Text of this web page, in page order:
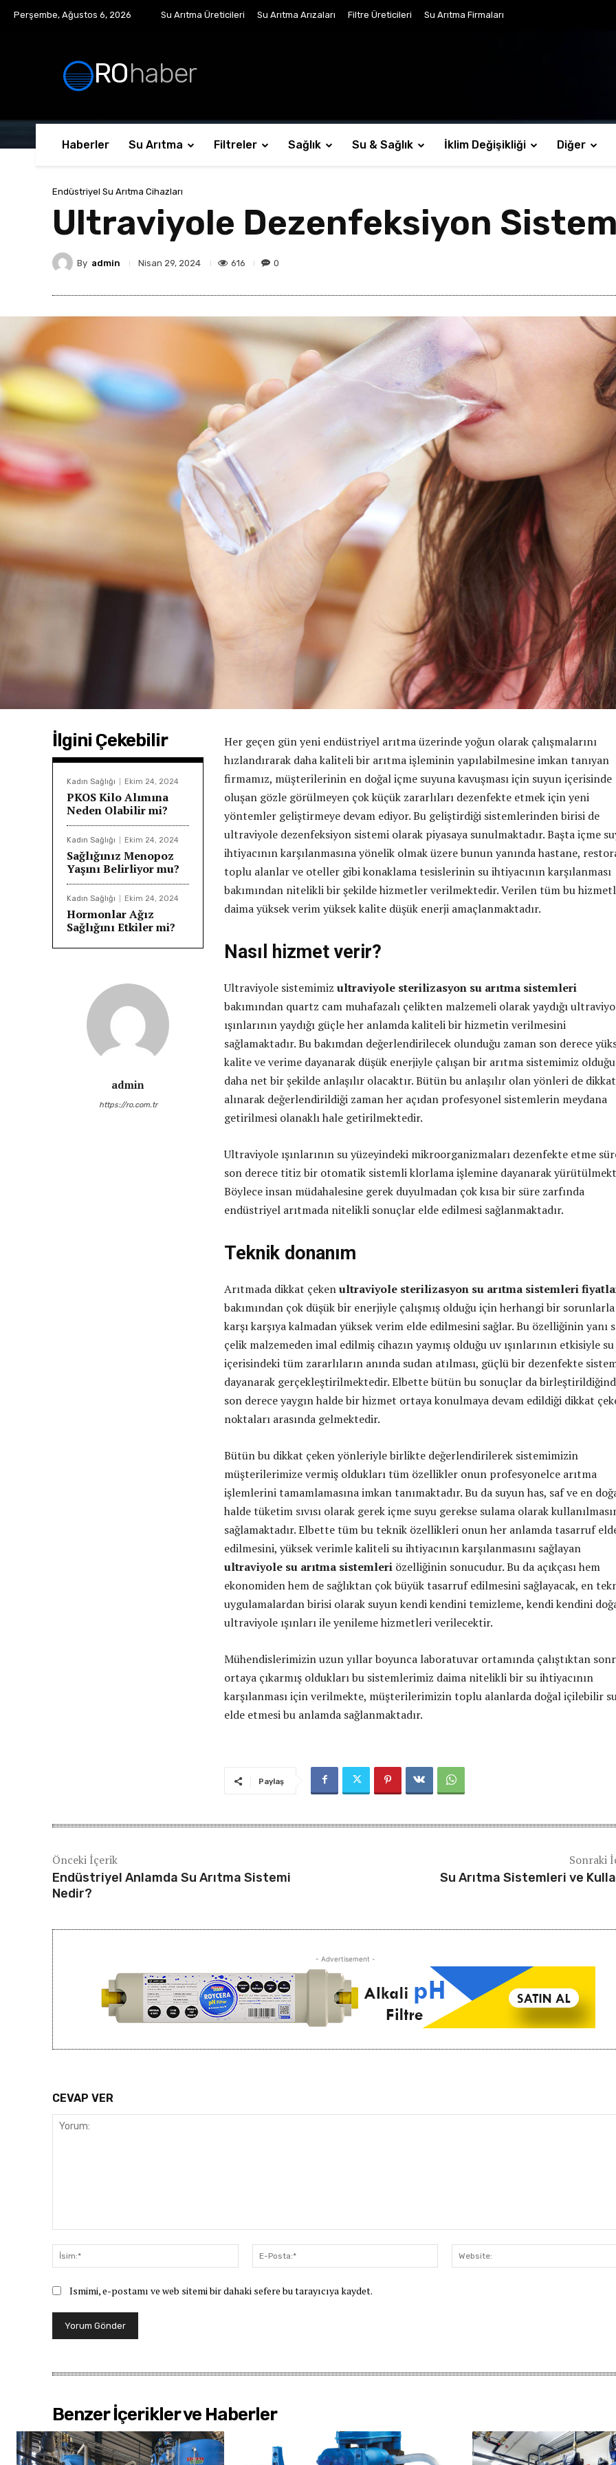
Perşembe, Ağustos 6, 2026 Su Arıtma Üreticileri Su Arıtma Arızaları Filtre Üreticileri Su Arıtma Firmaları
ROhaber
Haberler Su Arıtma Filtreler Sağlık Su & Sağlık İklim Değişikliği Diğer
Endüstriyel Su Arıtma Cihazları
Ultraviyole Dezenfeksiyon
By admin Nisan 29, 2024 616 0
İlgini Çekebilir
Kadın Sağlığı Ekim 24, 2024
PKOS Kilo Alımına
Neden Olabilir mi?
Kadın Sağlığı Ekim 24, 2024
Sağlığınız Menopoz
Yaşını Belirliyor mu?
Kadın Sağlığı Ekim 24, 2024
Hormonlar Ağız
Sağlığını Etkiler mi?
admin
https://ro.com.tr
Her geçen gün yeni endüstriyel arıtma üzerinde yoğun olarak çalışmalarını
hızlandırarak daha kaliteli bir arıtma işleminin yapılabilmesine imkan tanıyan
firmamız, müşterilerinin en doğal içme suyuna kavuşması için suyun içerisinde
oluşan gözle görülmeyen çok küçük zararlıları dezenfekte etmek için yeni
yöntemler geliştirmeye devam ediyor. Bu geliştirdiği sistemlerinden birisi de
ultraviyole dezenfeksiyon sistemi olarak piyasaya sunulmaktadır. Başta içme
ihtiyacının karşılanmasına yönelik olmak üzere bunun yanında hastane,
toplu alanlar ve oteller gibi konaklama tesislerinin su ihtiyacının karşılanması
bakımından nitelikli bir şekilde hizmetler verilmektedir. Verilen tüm bu
daima yüksek verim yüksek kalite düşük enerji amaçlanmaktadır.
Nasıl hizmet verir?
Ultraviyole sistemimiz ultraviyole sterilizasyon su arıtma sistemleri
bakımından quartz cam muhafazalı çelikten malzemeli olarak yaydığı
ışınlarının yaydığı güçle her anlamda kaliteli bir hizmetin verilmesini
sağlamaktadır. Bu bakımdan değerlendirilecek olunduğu zaman son derece
kalite ve verime dayanarak düşük enerjiyle çalışan bir arıtma sistemimiz olduğu
daha net bir şekilde anlaşılır olacaktır. Bütün bu anlaşılır olan yönleri de
alınarak değerlendirildiği zaman her açıdan profesyonel sistemlerin meydana
getirilmesi olanaklı hale getirilmektedir.
Ultraviyole ışınlarının su yüzeyindeki mikroorganizmaları dezenfekte etme
son derece titiz bir otomatik sistemli klorlama işlemine dayanarak
Böylece insan müdahalesine gerek duyulmadan çok kısa bir süre zarfında
endüstriyel arıtmada nitelikli sonuçlar elde edilmesi sağlanmaktadır.
Teknik donanım
Arıtmada dikkat çekenultraviyole sterilizasyon su arıtma sistemleri
bakımından çok düşük bir enerjiyle çalışmış olduğu için herhangi bir sorunlarla
karşı karşıya kalmadan yüksek verim elde edilmesini sağlar. Bu özelliğinin yanı
çelik malzemeden imal edilmiş cihazın yaymış olduğu uv ışınlarının etkisiyle su
içerisindeki tüm zararlıların anında sudan atılması, güçlü bir dezenfekte
dayanarak gerçekleştirilmektedir. Elbette bütün bu sonuçlar da
son derece yaygın halde bir hizmet ortaya konulmaya devam edildiği dikkat
noktaları arasında gelmektedir.
Bütün bu dikkat çeken yönleriyle birlikte değerlendirilerek sistemimizin
müşterilerimize vermiş oldukları tüm özellikler onun profesyonelce arıtma
işlemlerini tamamlamasına imkan tanımaktadır. Bu da suyun has, saf ve en
halde tüketim sıvısı olarak gerek içme suyu gerekse sulama olarak
sağlamaktadır. Elbette tüm bu teknik özellikleri onun her anlamda tasarruf
edilmesini, yüksek verimle kaliteli su ihtiyacının karşılanmasını sağlayan
ultraviyole su arıtma sistemleri özelliğinin sonucudur. Bu da açıkçası hem
ekonomiden hem de sağlıktan çok büyük tasarruf edilmesini sağlayacak, en
uygulamalardan birisi olarak suyun kendi kendini temizleme, kendi kendini
ultraviyole ışınları ile yenileme hizmetleri verilecektir.
Mühendislerimizin uzun yıllar boyunca laboratuvar ortamında çalıştıktan
ortaya çıkarmış oldukları bu sistemlerimiz daima nitelikli bir su ihtiyacının
karşılanması için verilmekte, müşterilerimizin toplu alanlarda doğal içilebilir
elde etmesi bu anlamda sağlanmaktadır.
Paylaş
Önceki İçerik
Endüstriyel Anlamda Su Arıtma Sistemi
Nedir?
Sonraki
Su Arıtma Sistemleri ve
- Advertisement -
CEVAP VER
İsim:*
Posta:*
Ismimi, e-postamı ve web sitemi bir dahaki sefere bu tarayıcıya kaydet.
Benzer İçerikler ve Haberler